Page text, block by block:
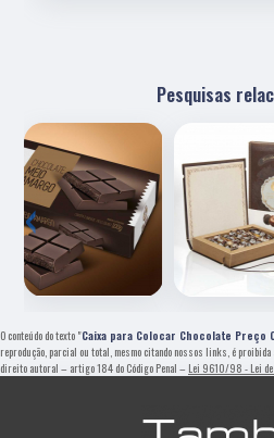
Pesquisas
‹
O conteúdo do texto "Caixa para Colocar Chocolate Preço
reprodução, parcial ou total, mesmo citando nossos links, é
direito autoral – artigo 184 do Código Penal – Lei 9610/98 - Lei